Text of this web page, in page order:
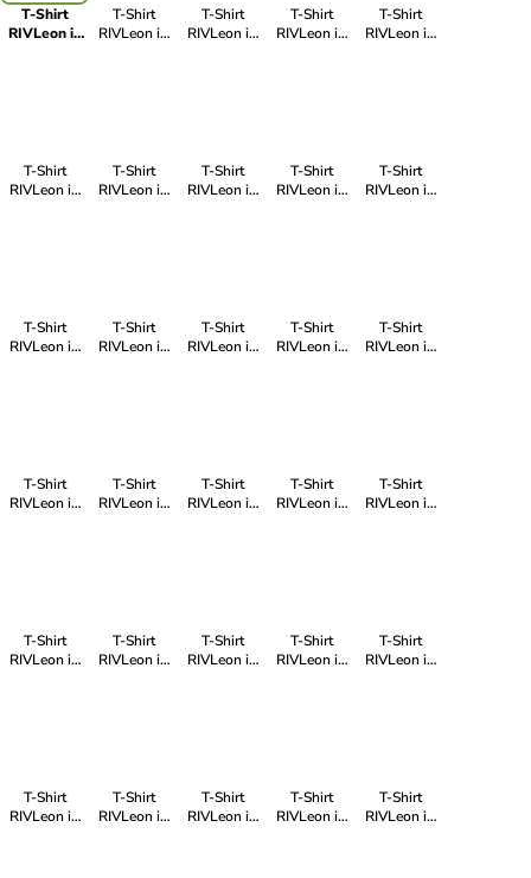
T-Shirt
RIVLeon in
T-Shirt
RIVLeon in
T-Shirt
RIVLeon in
T-Shirt
RIVLeon in
T-Shirt
RIVLeon in
T-Shirt
RIVLeon in
T-Shirt
RIVLeon in
T-Shirt
RIVLeon in
T-Shirt
RIVLeon in
T-Shirt
RIVLeon in
T-Shirt
RIVLeon in
T-Shirt
RIVLeon in
T-Shirt
RIVLeon in
T-Shirt
RIVLeon in
T-Shirt
RIVLeon in
T-Shirt
RIVLeon in
T-Shirt
RIVLeon in
T-Shirt
RIVLeon in
T-Shirt
RIVLeon in
T-Shirt
RIVLeon in
T-Shirt
RIVLeon in
T-Shirt
RIVLeon in
T-Shirt
RIVLeon in
T-Shirt
RIVLeon in
T-Shirt
RIVLeon in
T-Shirt
RIVLeon in
T-Shirt
RIVLeon in
T-Shirt
RIVLeon in
T-Shirt
RIVLeon in
T-Shirt
RIVLeon in